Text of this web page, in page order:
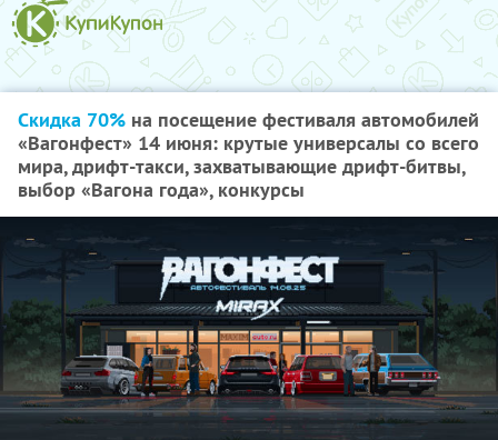
Скидка 70% на посещение фестиваля автомобилей
«Вагонфест» 14 июня: крутые универсалы со всего
мира, дрифт-такси, захватывающие дрифт-битвы,
выбор «Вагона года», конкурсы